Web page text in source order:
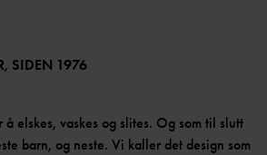
SIDEN 1976
elskes, vaskes og slites. Og som til slutt
barn, og neste. Vi kaller det design som